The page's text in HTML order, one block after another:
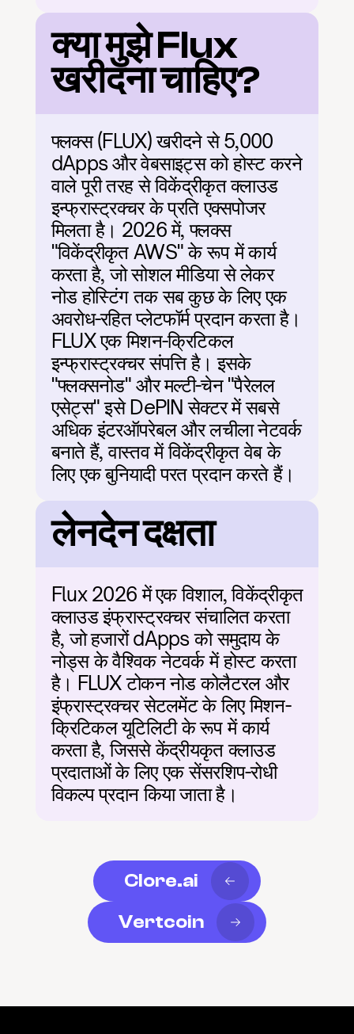
क्या मुझे Flux
खरीदना चाहिए?
फ्लक्स (FLUX) खरीदने से 5,000
dApps और वेबसाइट्स को होस्ट करने
वाले पूरी तरह से विकेंद्रीकृत क्लाउड
इन्फ्रास्ट्रक्चर के प्रति एक्सपोजर
मिलता है। 2026 में, फ्लक्स
"विकेंद्रीकृत AWS" के रूप में कार्य
करता है, जो सोशल मीडिया से लेकर
नोड होस्टिंग तक सब कुछ के लिए एक
अवरोध-रहित प्लेटफॉर्म प्रदान करता है।
FLUX एक मिशन-क्रिटिकल
इन्फ्रास्ट्रक्चर संपत्ति है। इसके
"फ्लक्सनोड" और मल्टी-चेन "पैरेलल
एसेट्स" इसे DePIN सेक्टर में सबसे
अधिक इंटरऑपरेबल और लचीला नेटवर्क
बनाते हैं, वास्तव में विकेंद्रीकृत वेब के
लिए एक बुनियादी परत प्रदान करते हैं।
लेनदेन दक्षता
Flux 2026 में एक विशाल, विकेंद्रीकृत
क्लाउड इंफ्रास्ट्रक्चर संचालित करता
है, जो हजारों dApps को समुदाय के
नोड्स के वैश्विक नेटवर्क में होस्ट करता
है। FLUX टोकन नोड कोलैटरल और
इंफ्रास्ट्रक्चर सेटलमेंट के लिए मिशन-
क्रिटिकल यूटिलिटी के रूप में कार्य
करता है, जिससे केंद्रीयकृत क्लाउड
प्रदाताओं के लिए एक सेंसरशिप-रोधी
विकल्प प्रदान किया जाता है।
Clore.ai
Vertcoin